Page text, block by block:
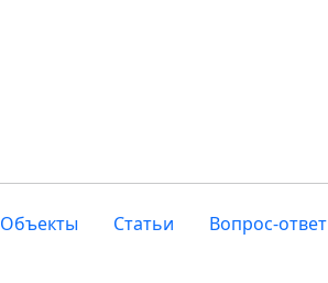
Объекты Статьи Вопрос-ответ